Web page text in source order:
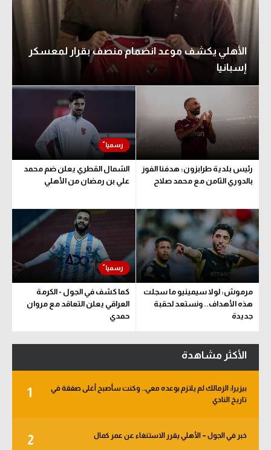
الأهلي يكشف موعد انضمام منصف بقرار لمعسكر
إسبانيا
رئيس بلدية طرابزون: هدفنا الفوز
بالدوري الثامن مع محمد صلاح
الشمال القطري يعلن ضم محمد
علي بن رمضان من الأهلي
مرموش: لولا سيمينيو ما سجلت
هذه الأهداف.. ونستعد لحقبة
جديدة
كما كشف في الجول - الكرمة
العراقي يعلن التعاقد مع مروان
حمدي
الأكثر مشاهدة
1
بيزيرا: الزمالك لم يلتزم بوعده معي.. وكنت سأصبح أغلى صفقة في
تاريخ النادي
2 خبر في الجول – الأهلي يقرر الاستنغاء عن عمر كمال